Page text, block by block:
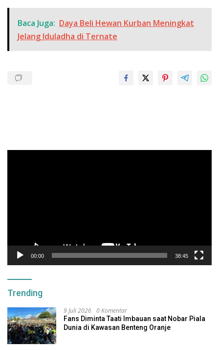
Baca Juga: Daya Beli Hewan Kurban Meningkat
Jelang Iduladha di Ternate
00:00 38:45
Trending
9 Juli 2026 0 Komentar
Fans Diminta Taati Imbauan saat Nobar Piala
Dunia di Kawasan Benteng Oranje